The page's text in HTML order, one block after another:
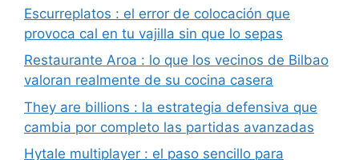
Escurreplatos : el error de colocación que
provoca cal en tu vajilla sin que lo sepas
Restaurante Aroa : lo que los vecinos de Bilbao
valoran realmente de su cocina casera
They are billions : la estrategia defensiva que
cambia por completo las partidas avanzadas
Hytale multiplayer : el paso sencillo para